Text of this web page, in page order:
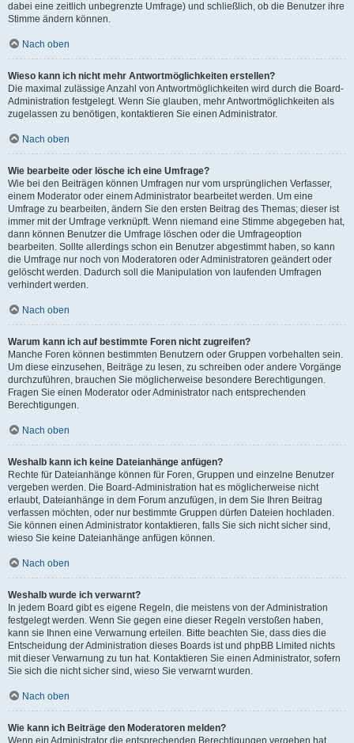
dabei eine zeitlich unbegrenzte Umfrage) und schließlich, ob die Benutzer ihre
Stimme ändern können.
Nach oben
Wieso kann ich nicht mehr Antwortmöglichkeiten erstellen?
Die maximal zulässige Anzahl von Antwortmöglichkeiten wird durch die Board-
Administration festgelegt. Wenn Sie glauben, mehr Antwortmöglichkeiten als
zugelassen zu benötigen, kontaktieren Sie einen Administrator.
Nach oben
Wie bearbeite oder lösche ich eine Umfrage?
Wie bei den Beiträgen können Umfragen nur vom ursprünglichen Verfasser,
einem Moderator oder einem Administrator bearbeitet werden. Um eine
Umfrage zu bearbeiten, ändern Sie den ersten Beitrag des Themas; dieser ist
immer mit der Umfrage verknüpft. Wenn niemand eine Stimme abgegeben hat,
dann können Benutzer die Umfrage löschen oder die Umfrageoption
bearbeiten. Sollte allerdings schon ein Benutzer abgestimmt haben, so kann
die Umfrage nur noch von Moderatoren oder Administratoren geändert oder
gelöscht werden. Dadurch soll die Manipulation von laufenden Umfragen
verhindert werden.
Nach oben
Warum kann ich auf bestimmte Foren nicht zugreifen?
Manche Foren können bestimmten Benutzern oder Gruppen vorbehalten sein.
Um diese einzusehen, Beiträge zu lesen, zu schreiben oder andere Vorgänge
durchzuführen, brauchen Sie möglicherweise besondere Berechtigungen.
Fragen Sie einen Moderator oder Administrator nach entsprechenden
Berechtigungen.
Nach oben
Weshalb kann ich keine Dateianhänge anfügen?
Rechte für Dateianhänge können für Foren, Gruppen und einzelne Benutzer
vergeben werden. Die Board-Administration hat es möglicherweise nicht
erlaubt, Dateianhänge in dem Forum anzufügen, in dem Sie Ihren Beitrag
verfassen möchten, oder nur bestimmte Gruppen dürfen Dateien hochladen.
Sie können einen Administrator kontaktieren, falls Sie sich nicht sicher sind,
wieso Sie keine Dateianhänge anfügen können.
Nach oben
Weshalb wurde ich verwarnt?
In jedem Board gibt es eigene Regeln, die meistens von der Administration
festgelegt werden. Wenn Sie gegen eine dieser Regeln verstoßen haben,
kann sie Ihnen eine Verwarnung erteilen. Bitte beachten Sie, dass dies die
Entscheidung der Administration dieses Boards ist und phpBB Limited nichts
mit dieser Verwarnung zu tun hat. Kontaktieren Sie einen Administrator, sofern
Sie sich die nicht sicher sind, wieso Sie verwarnt wurden.
Nach oben
Wie kann ich Beiträge den Moderatoren melden?
Wenn ein Administrator die entsprechenden Berechtigungen vergeben hat,